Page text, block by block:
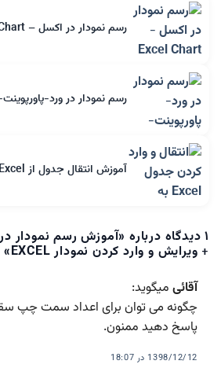
رسم نمودار در اکسل – Excel Chart
رسم نمودار در ورد-
آموزش انتقال جدول از Excel به PowerPoint
۱ دیدگاه درباره «
+ ویرایش و وارد کردن نمودار EXCEL
»
آقائی میگوید:
چگونه می توان برای اعداد سمت چپ
پاسخ دهید ممنون.
1398/12/12 در 18:07